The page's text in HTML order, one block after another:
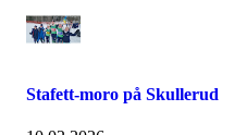
Stafett-moro på Skullerud